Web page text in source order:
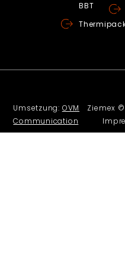
BBT
Umsetzung: OVM
Communication
Ziemex